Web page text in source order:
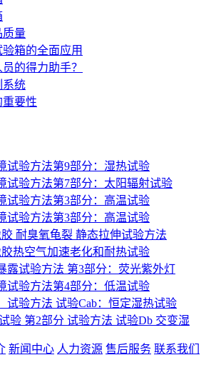
质量
箱的全面应用
的得力助手？
系统
要性
试验方法第9部分：湿热试验
试验方法第7部分：太阳辐射试验
试验方法第3部分：高温试验
试验方法第3部分：高温试验
耐臭氧龟裂 静态拉伸试验方法
热空气加速老化和耐热试验
露试验方法 第3部分：荧光紫外灯
试验方法第4部分：低温试验
试验方法 试验Cab：恒定湿热试验
验 第2部分 试验方法 试验Db 交变湿
新闻中心 人力资源 售后服务 联系我们